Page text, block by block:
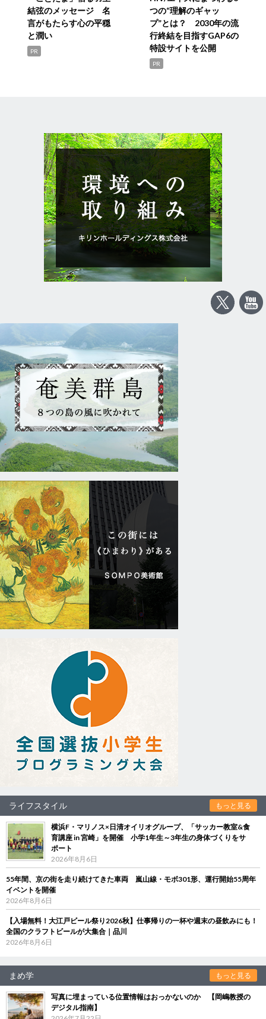
結弦のメッセージ 名
言がもたらす心の平穏
と潤い
PR
つの“理解のギャッ
プ”とは？ 2030年の流
行終結を目指すGAP6の
特設サイトを公開
PR
ライフスタイル もっと見る
横浜F・マリノス×日清オイリオグループ、「サッカー教室&食
育講座 in 宮崎」を開催 小学1年生～3年生の身体づくりをサ
ポート
2026年8月6日
55年間、京の街を走り続けてきた車両 嵐山線・モボ301形、運行開始55周年
イベントを開催
2026年8月6日
【入場無料！大江戸ビール祭り2026秋】仕事帰りの一杯や週末の昼飲みにも！
全国のクラフトビールが大集合｜品川
2026年8月6日
まめ学 もっと見る
写真に埋まっている位置情報はおっかないのか 【岡嶋教授の
デジタル指南】